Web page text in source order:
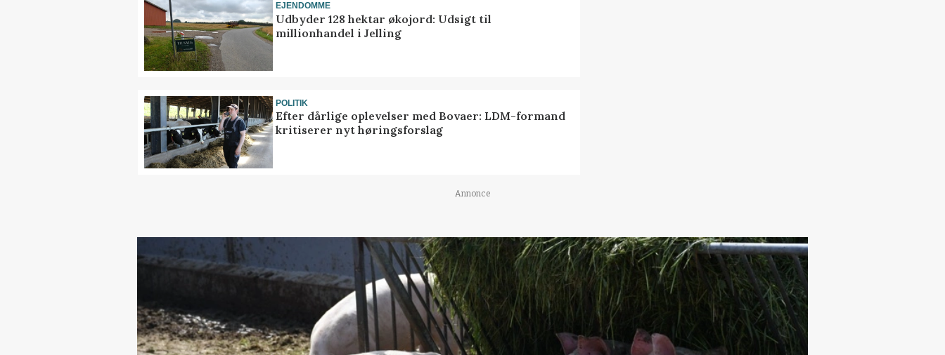
EJENDOMME
Udbyder 128 hektar økojord: Udsigt til
millionhandel i Jelling
POLITIK
Efter dårlige oplevelser med Bovaer: LDM-formand
kritiserer nyt høringsforslag
Annonce